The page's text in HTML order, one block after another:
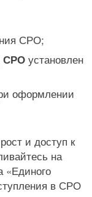
СРО;
СРО установлен
оформлении
и доступ к
на
«Единого
в СРО